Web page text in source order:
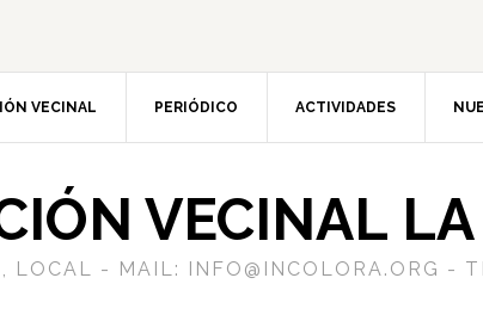
VECINAL PERIÓDICO ACTIVIDADES
VECINAL
LOCAL - MAIL: INFO@INCOLORA.ORG -